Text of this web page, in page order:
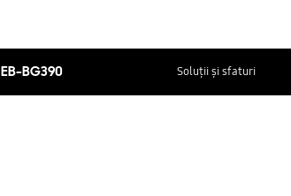
EB-BG390 Soluții și sfaturi